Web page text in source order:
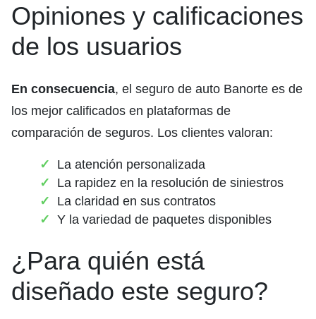
Opiniones y calificaciones
de los usuarios
En consecuencia, el seguro de auto Banorte es de
los mejor calificados en plataformas de
comparación de seguros. Los clientes valoran:
La atención personalizada
La rapidez en la resolución de siniestros
La claridad en sus contratos
Y la variedad de paquetes disponibles
¿Para quién está
diseñado este seguro?